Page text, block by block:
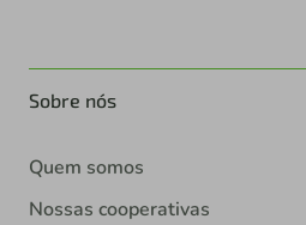
Sobre nós
Quem somos
Nossas cooperativas